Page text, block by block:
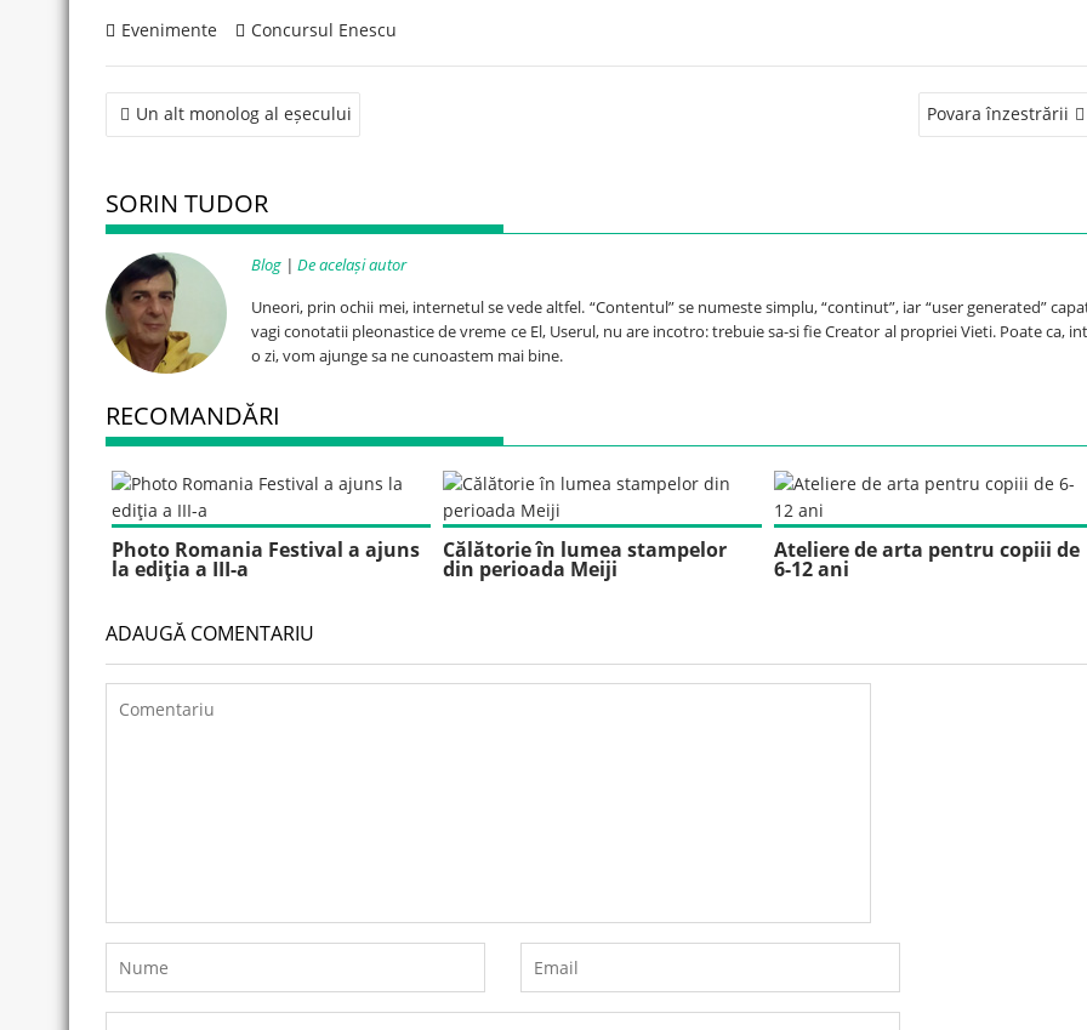
Evenimente
Concursul Enescu
Post
navigation
Un alt monolog al eșecului Povara înzestrării
SORIN TUDOR
Blog | De același autor
Uneori, prin ochii mei, internetul se vede altfel. “Contentul” se numeste simplu, “continut”, iar “user generated”
vagi conotatii pleonastice de vreme ce El, Userul, nu are incotro: trebuie sa-si fie Creator al propriei Vieti. Poate ca,
o zi, vom ajunge sa ne cunoastem mai bine.
RECOMANDĂRI
Photo Romania Festival a ajuns
la ediţia a III-a
Călătorie în lumea stampelor
din perioada Meiji
Ateliere de arta pentru copiii de
6-12 ani
ADAUGĂ COMENTARIU